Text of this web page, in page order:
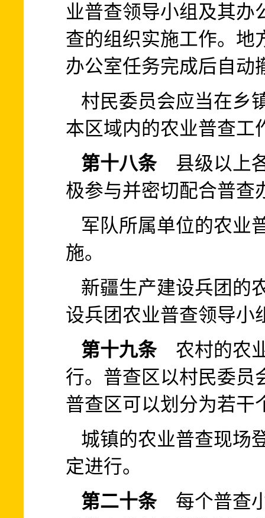
业普查领导小组及其办
查的组织实施工作。地
办公室任务完成后自动
村民委员会应当在乡
本区域内的农业普查工
第十八条县级以上各
极参与并密切配合普查
军队所属单位的农业
施。
新疆生产建设兵团的
设兵团农业普查领导小
第十九条农村的农业
行。普查区以村民委员
普查区可以划分为若干
城镇的农业普查现场
定进行。
第二十条每个普查小